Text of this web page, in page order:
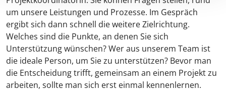
um unsere Leistungen und Prozesse. Im Gespräch
ergibt sich dann schnell die weitere Zielrichtung.
Welches sind die Punkte, an denen Sie sich
Unterstützung wünschen? Wer aus unserem Team ist
die ideale Person, um Sie zu unterstützen? Bevor man
die Entscheidung trifft, gemeinsam an einem Projekt zu
arbeiten, sollte man sich erst einmal kennenlernen.